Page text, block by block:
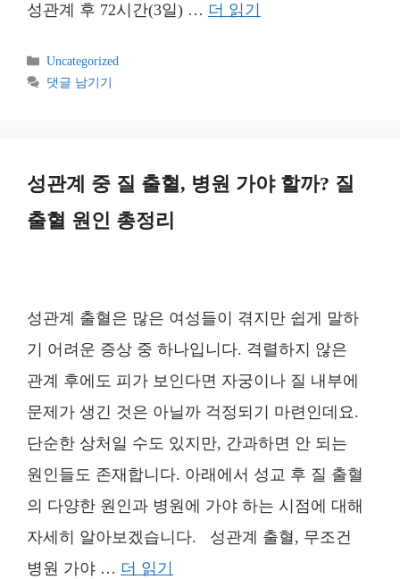
성관계 후 72시간(3일) … 더 읽기
카
테
Uncategorized
댓글 남기기
성관계 중 질 출혈, 병원 가야 할까? 질
출혈 원인 총정리
성관계 출혈은 많은 여성들이 겪지만 쉽게 말하
기 어려운 증상 중 하나입니다. 격렬하지 않은
관계 후에도 피가 보인다면 자궁이나 질 내부에
문제가 생긴 것은 아닐까 걱정되기 마련인데요.
단순한 상처일 수도 있지만, 간과하면 안 되는
원인들도 존재합니다. 아래에서 성교 후 질 출혈
의 다양한 원인과 병원에 가야 하는 시점에 대해
자세히 알아보겠습니다. 성관계 출혈, 무조건
병원 가야 … 더 읽기